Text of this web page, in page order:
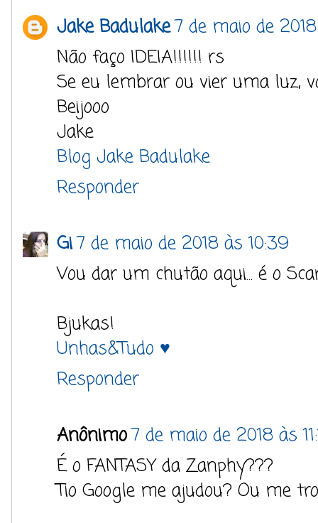
Jake Badulake7 de maio de
Não faço IDEIA!!!!!! rs
Se eu lembrar ou vier uma luz,
Beijooo
Jake
Blog Jake Badulake
Responder
Gi7 de maio de 2018 às 10:39
Vou dar um chutão aqui... é o
Bjukas!
Unhas&Tudo ♥
Responder
Anônimo7 de maio de 2018 às
É o FANTASY da Zanphy???
Tio Google me ajudou? Ou me